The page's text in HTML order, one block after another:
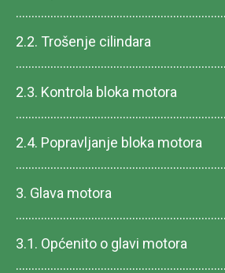
2.2. Trošenje cilindara
2.3. Kontrola bloka motora
2.4. Popravljanje bloka motora
3. Glava motora
3.1. Općenito o glavi motora